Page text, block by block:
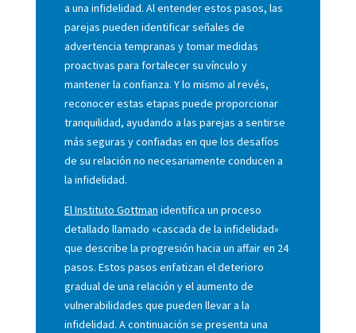
a una infidelidad. Al entender estos pasos, las
parejas pueden identificar señales de
advertencia tempranas y tomar medidas
proactivas para fortalecer su vínculo y
mantener la confianza. Y lo mismo al revés,
reconocer estas etapas puede proporcionar
tranquilidad, ayudando a las parejas a sentirse
más seguras y confiadas en que los desafíos
de su relación no necesariamente conducen a
la infidelidad.
El Instituto Gottman identifica un proceso
detallado llamado «cascada de la infidelidad»
que describe la progresión hacia un affair en 24
pasos. Estos pasos enfatizan el deterioro
gradual de una relación y el aumento de
vulnerabilidades que pueden llevar a la
infidelidad. A continuación se presenta una